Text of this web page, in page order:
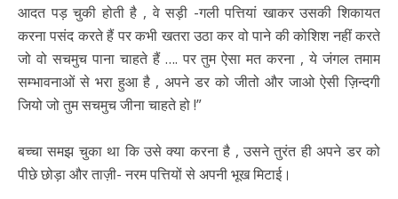
आदत पड़ चुकी होती है , वे सड़ी -गली पत्तियां खाकर उसकी शिकायत
करना पसंद करते हैं पर कभी खतरा उठा कर वो पाने की कोशिश नहीं करते
जो वो सचमुच पाना चाहते हैं …. पर तुम ऐसा मत करना , ये जंगल तमाम
सम्भावनाओं से भरा हुआ है , अपने डर को जीतो और जाओ ऐसी ज़िन्दगी
जियो जो तुम सचमुच जीना चाहते हो !”
बच्चा समझ चुका था कि उसे क्या करना है , उसने तुरंत ही अपने डर को
पीछे छोड़ा और ताज़ी- नरम पत्तियों से अपनी भूख मिटाई।